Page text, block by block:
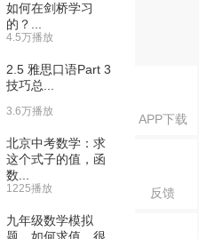
APP下载
反馈
09:37
09:27
]-数列
09:56
如何在剑桥学习
的？...
4.5万播放
2.5 雅思口语Part 3
技巧总...
3.6万播放
北京中考数学：求
这个式子的值，函
数...
1225播放
九年级数学模拟